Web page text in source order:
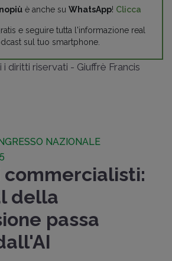
è anche su WhatsApp! Clicca
e seguire tutta l'informazione real
sul tuo smartphone.
diritti riservati - Giuffrè Francis
NAZIONALE
commercialisti:
della
passa